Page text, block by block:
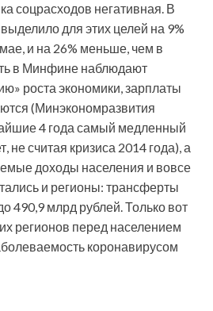
соцрасходов негативная. В
для этих целей на 9%
и на 26% меньше, чем в
в Минфине наблюдают
роста экономики, зарплаты
(Минэкономразвития
4 года самый медленный
не считая кризиса 2014 года), а
доходы населения и вовсе
и регионы: трансферты
490,9 млрд рублей. Только вот
регионов перед населением
коронавирусом